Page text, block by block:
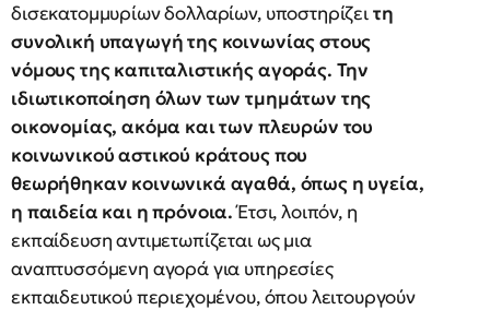
δισεκατομμυρίων δολλαρίων, υποστηρίζειτη
συνολική υπαγωγή της κοινωνίας στους
νόμους της καπιταλιστικής αγοράς. Την
ιδιωτικοποίηση όλων των τμημάτων της
οικονομίας, ακόμα και των πλευρών του
κοινωνικού αστικού κράτους που
θεωρήθηκαν κοινωνικά αγαθά, όπως η υγεία,
η παιδεία και η πρόνοια.Έτσι, λοιπόν, η
εκπαίδευση αντιμετωπίζεται ως μια
αναπτυσσόμενη αγορά για υπηρεσίες
εκπαιδευτικού περιεχομένου, όπου λειτουργούν